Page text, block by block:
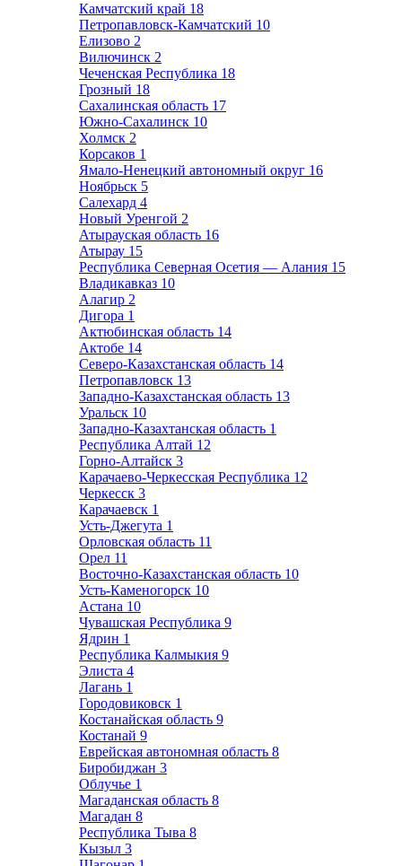
Камчатский край 18
Петропавловск-Камчатский 10
Елизово 2
Вилючинск 2
Чеченская Республика 18
Грозный 18
Сахалинская область 17
Южно-Сахалинск 10
Холмск 2
Корсаков 1
Ямало-Ненецкий автономный округ 16
Ноябрьск 5
Салехард 4
Новый Уренгой 2
Атырауская область 16
Атырау 15
Республика Северная Осетия — Алания 15
Владикавказ 10
Алагир 2
Дигора 1
Актюбинская область 14
Актобе 14
Северо-Казахстанская область 14
Петропавловск 13
Западно-Казахстанская область 13
Уральск 10
Западно-Казахтанская область 1
Республика Алтай 12
Горно-Алтайск 3
Карачаево-Черкесская Республика 12
Черкесск 3
Карачаевск 1
Усть-Джегута 1
Орловская область 11
Орел 11
Восточно-Казахстанская область 10
Усть-Каменогорск 10
Астана 10
Чувашская Республика 9
Ядрин 1
Республика Калмыкия 9
Элиста 4
Лагань 1
Городовиковск 1
Костанайская область 9
Костанай 9
Еврейская автономная область 8
Биробиджан 3
Облучье 1
Магаданская область 8
Магадан 8
Республика Тыва 8
Кызыл 3